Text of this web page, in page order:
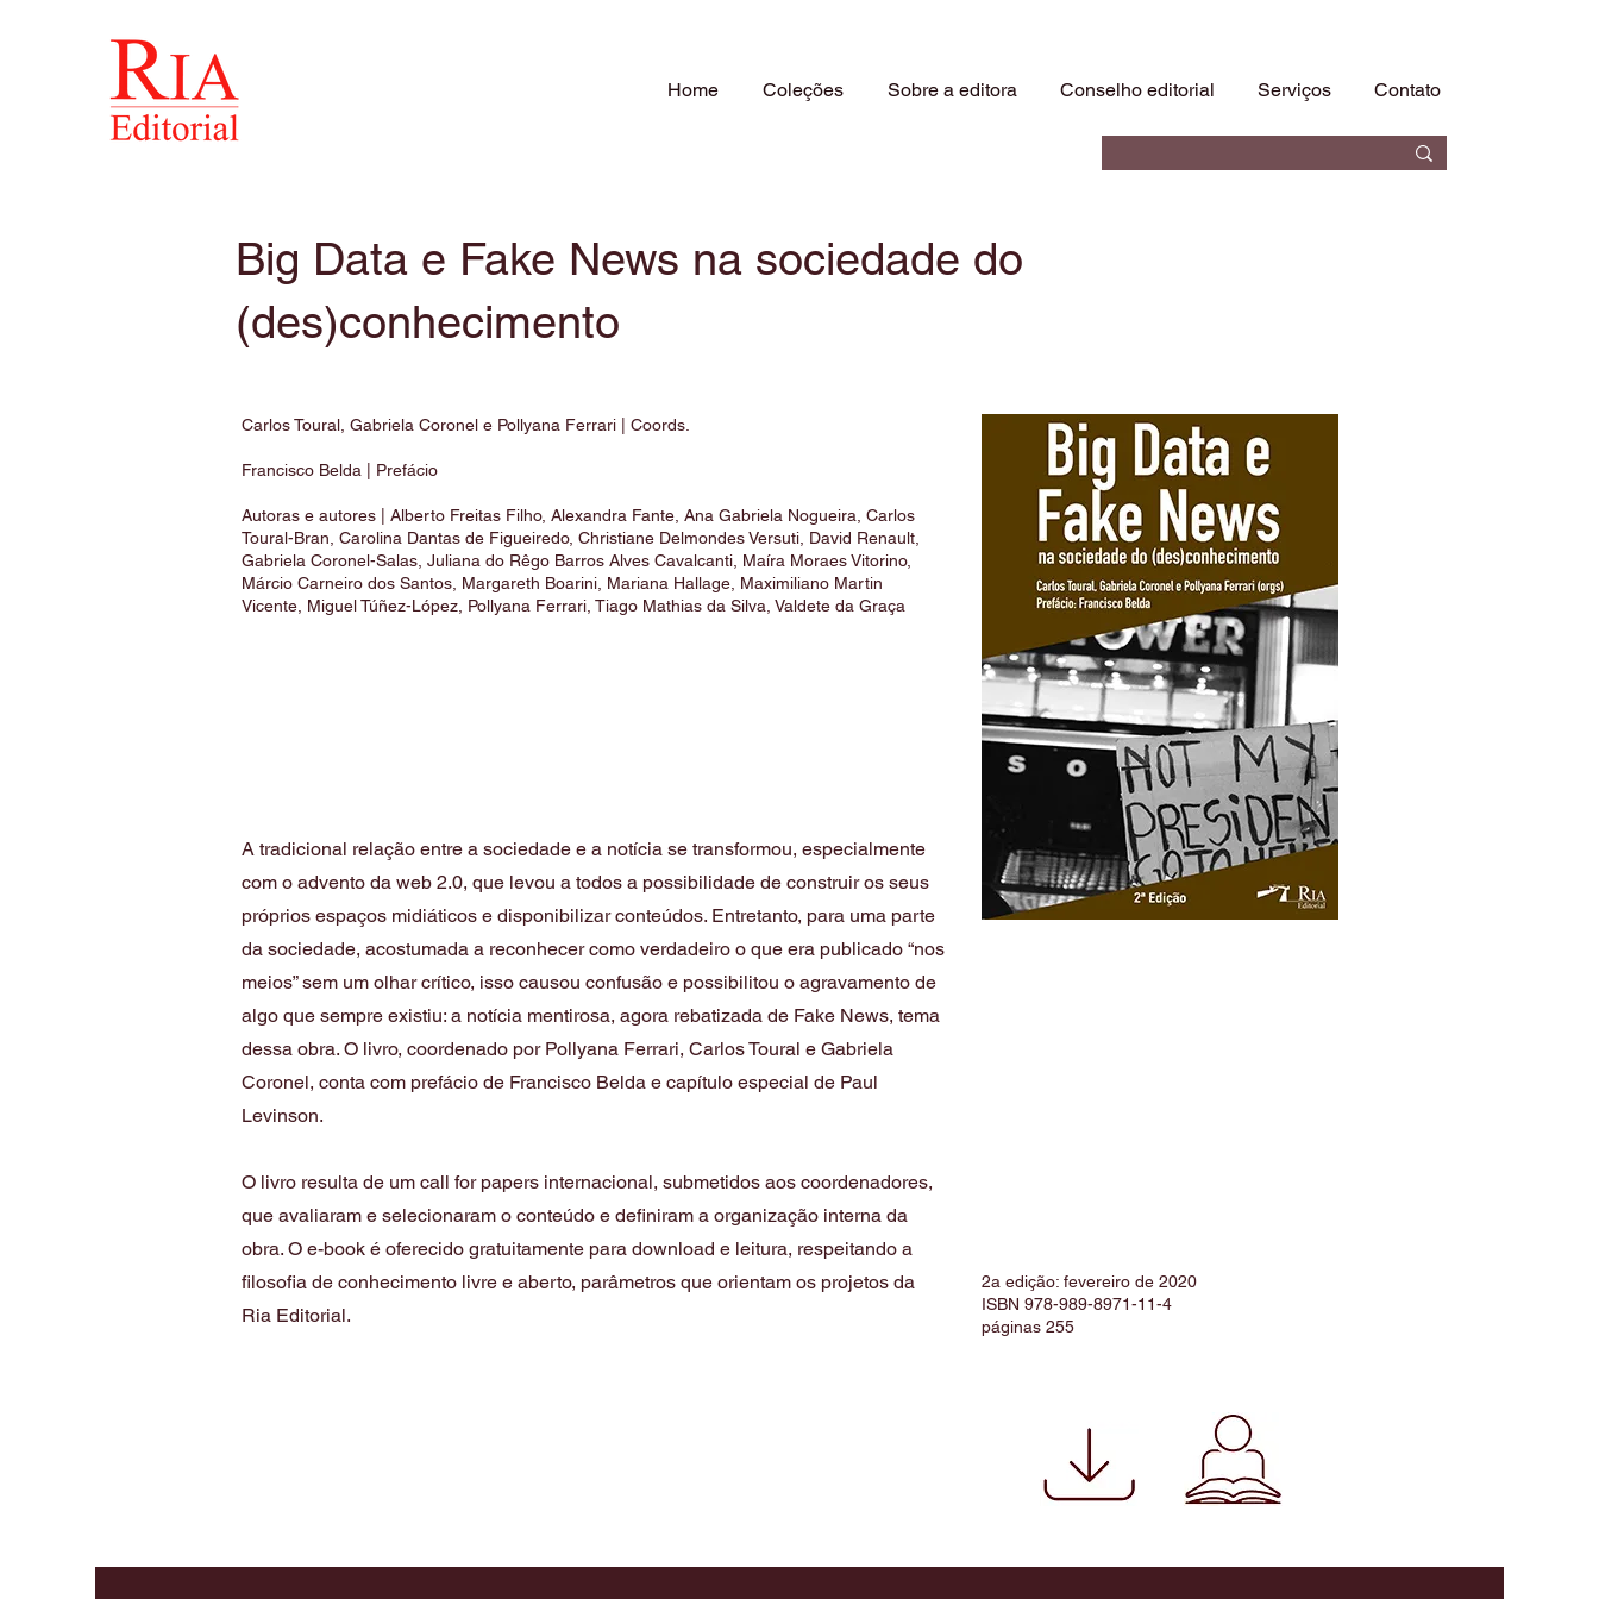
Home Coleções Sobre a editora Conselho editorial Serviços Contato
Big Data e Fake News na sociedade do
(des)conhecimento
​Carlos Toural, Gabriela Coronel e Pollyana Ferrari | Coords.
Francisco Belda | Prefácio
Autoras e autores | Alberto Freitas Filho, Alexandra Fante, Ana Gabriela Nogueira, Carlos
Toural-Bran, Carolina Dantas de Figueiredo, Christiane Delmondes Versuti, David Renault,
Gabriela Coronel-Salas, Juliana do Rêgo Barros Alves Cavalcanti, Maíra Moraes Vitorino,
Márcio Carneiro dos Santos, Margareth Boarini, Mariana Hallage, Maximiliano Martin
Vicente, Miguel Túñez-López, Pollyana Ferrari, Tiago Mathias da Silva, Valdete da Graça
​​​A tradicional relação entre a sociedade e a notícia se transformou, especialmente
com o advento da web 2.0, que levou a todos a possibilidade de construir os seus
próprios espaços midiáticos e disponibilizar conteúdos. Entretanto, para uma parte
da sociedade, acostumada a reconhecer como verdadeiro o que era publicado “nos
meios” sem um olhar crítico, isso causou confusão e possibilitou o agravamento de
algo que sempre existiu: a notícia mentirosa, agora rebatizada de Fake News, tema
dessa obra. O livro, coordenado por Pollyana Ferrari, Carlos Toural e Gabriela
Coronel, conta com prefácio de Francisco Belda e capítulo especial de Paul
Levinson.
O livro resulta de um call for papers internacional, submetidos aos coordenadores,
que avaliaram e selecionaram o conteúdo e definiram a organização interna da
obra. O e-book é oferecido gratuitamente para download e leitura, respeitando a
filosofia de conhecimento livre e aberto, parâmetros que orientam os projetos da
Ria Editorial.
2a edição: fevereiro de 2020
ISBN 978-989-8971-11-4
páginas 255